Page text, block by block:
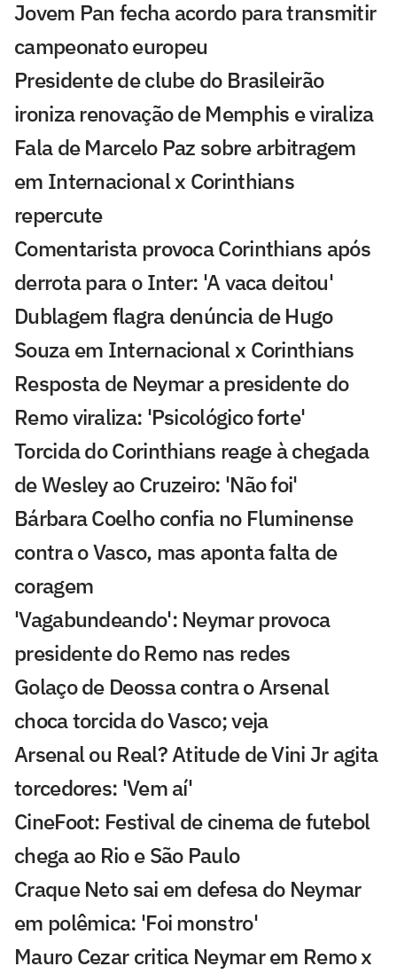
Jovem Pan fecha acordo para transmitir
campeonato europeu
Presidente de clube do Brasileirão
ironiza renovação de Memphis e viraliza
Fala de Marcelo Paz sobre arbitragem
em Internacional x Corinthians
repercute
Comentarista provoca Corinthians após
derrota para o Inter: 'A vaca deitou'
Dublagem flagra denúncia de Hugo
Souza em Internacional x Corinthians
Resposta de Neymar a presidente do
Remo viraliza: 'Psicológico forte'
Torcida do Corinthians reage à chegada
de Wesley ao Cruzeiro: 'Não foi'
Bárbara Coelho confia no Fluminense
contra o Vasco, mas aponta falta de
coragem
'Vagabundeando': Neymar provoca
presidente do Remo nas redes
Golaço de Deossa contra o Arsenal
choca torcida do Vasco; veja
Arsenal ou Real? Atitude de Vini Jr agita
torcedores: 'Vem aí'
CineFoot: Festival de cinema de futebol
chega ao Rio e São Paulo
Craque Neto sai em defesa do Neymar
em polêmica: 'Foi monstro'
Mauro Cezar critica Neymar em Remo x